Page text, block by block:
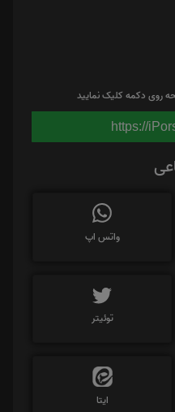
روی دکمه کلیک نمایید
https://
واتس اپ
توئیتر
ایتا